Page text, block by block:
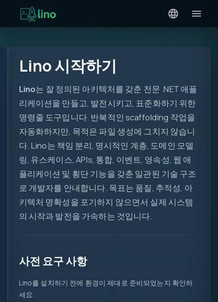
Lino 시작하기
Lino는 잘 정의된 아키텍처를 갖춘 전문 .NET 애플
리케이션을 만들고, 발전시키고, 표준화하기 위한
명령줄 도구입니다. 반복적인 scaffolding 작업을
자동화하지만, 목적은 파일 생성에 그치지 않습니
다. Lino는 책임 분리, 명시적인 계층, 도메인 모델
링, 유스케이스, APIs, 통합, 이벤트, 영속성, 웹 애
플리케이션 및 횡단 기능을 갖춘 일관된 기술 구조
로 개발자를 안내합니다. 목표는 품질, 추적성, 아
키텍처 명확성을 포기하지 않으면서 실제 시스템
의 시작과 발전을 가속하는 것입니다.
사전 요구 사항
Lino를 설치하기 전에 환경이 제대로 준비되었는지 확인하
세요: